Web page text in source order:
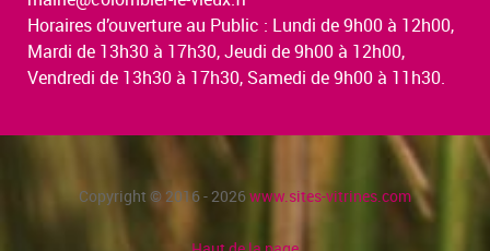
Horaires d’ouverture au Public : Lundi de 9h00 à 12h00,
Mardi de 13h30 à 17h30, Jeudi de 9h00 à 12h00,
Vendredi de 13h30 à 17h30, Samedi de 9h00 à 11h30.
Copyright © 2016 - 2026www.sites-vitrines.com